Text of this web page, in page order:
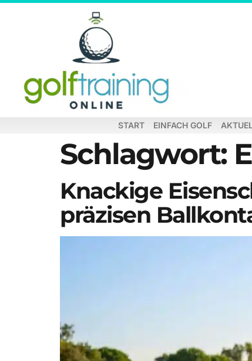
START EINFACH GOLF
Schlagwort:
Knackige
präzisen